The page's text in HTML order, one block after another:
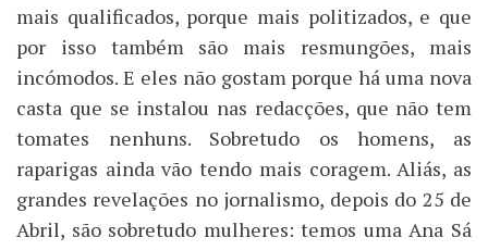
mais qualificados, porque mais politizados, e que
por isso também são mais resmungões, mais
incómodos. E eles não gostam porque há uma nova
casta que se instalou nas redacções, que não tem
tomates nenhuns. Sobretudo os homens, as
raparigas ainda vão tendo mais coragem. Aliás, as
grandes revelações no jornalismo, depois do 25 de
Abril, são sobretudo mulheres: temos uma Ana Sá